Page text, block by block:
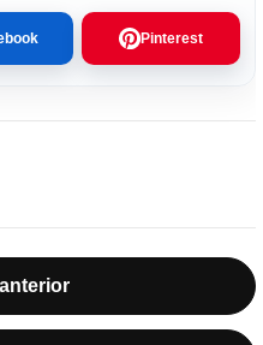
Pinterest